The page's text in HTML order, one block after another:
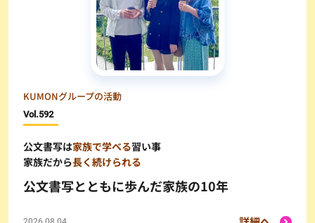
KUMONグループの活動
Vol.592
公文書写は家族で学べる習い事
家族だから長く続けられる
公文書写とともに歩んだ家族の10年